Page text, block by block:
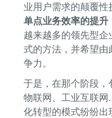
业用户需求的颠覆性
单点业务效率的提升
越来越多的领先型
式的方法，并希望
争力。
于是，在那个阶段
物联网、工业互联
化转型的模式纷纷出